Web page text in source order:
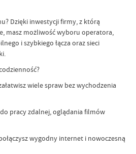
Dzięki inwestycji firmy, z którą
masz możliwość wyboru operatora,
i szybkiego łącza oraz sieci
wiele spraw bez wychodzenia
pracy zdalnej, oglądania filmów
wygodny internet i nowoczesną